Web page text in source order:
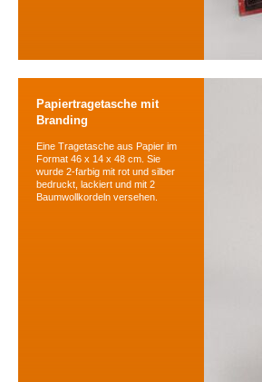
Papiertragetasche mit
Branding
Eine Tragetasche aus Papier im
Format 46 x 14 x 48 cm. Sie
wurde 2-farbig mit rot und silber
bedruckt, lackiert und mit 2
Baumwollkordeln versehen.